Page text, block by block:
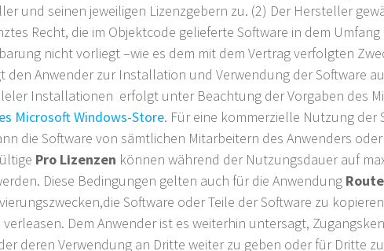
und seinen jeweiligen Lizenzgebern zu. (2) Der Hersteller
Recht, die im Objektcode gelieferte Software in dem
nicht vorliegt –wie es dem mit dem Vertrag verfolgten
den Anwender zur Installation und Verwendung der Software
Installationen erfolgt unter Beachtung der Vorgaben des
Microsoft Windows-Store. Für eine kommerzielle Nutzung der
die Software von sämtlichen Mitarbeitern des Anwenders
Pro Lizenzen können während der Nutzungsdauer auf
Diese Bedingungen gelten auch für die Anwendung
Software oder Teile der Software zu
Dem Anwender ist es weiterhin untersagt,
deren Verwendung an Dritte weiter zu geben oder für Dritte